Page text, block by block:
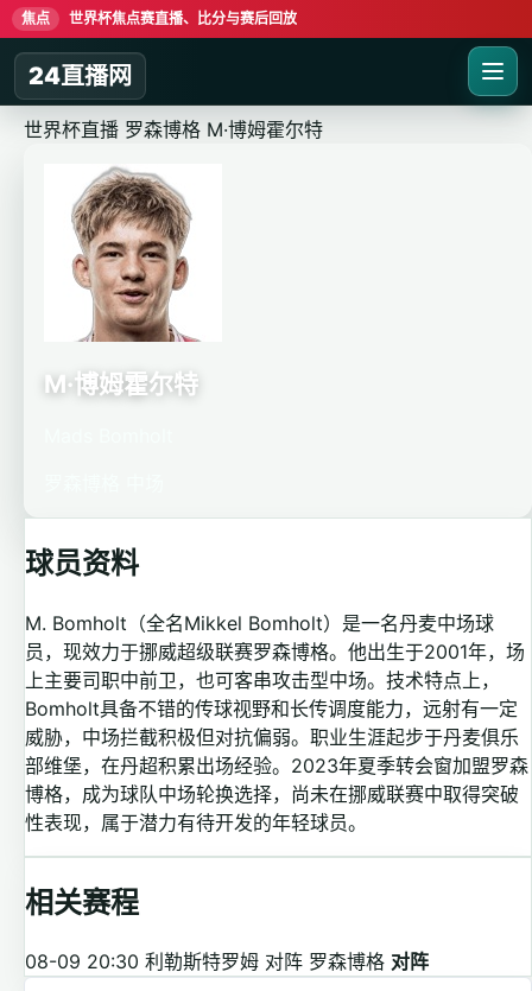
焦点 世界杯焦点赛直播、比分与赛后回放
24直播网
世界杯直播 罗森博格 M·博姆霍尔特
M·博姆霍尔特
球员资料
M. Bomholt（全名Mikkel Bomholt）是一名丹麦中场球
员，现效力于挪威超级联赛罗森博格。他出生于2001年，场
上主要司职中前卫，也可客串攻击型中场。技术特点上，
Bomholt具备不错的传球视野和长传调度能力，远射有一定
威胁，中场拦截积极但对抗偏弱。职业生涯起步于丹麦俱乐
部维堡，在丹超积累出场经验。2023年夏季转会窗加盟罗森
博格，成为球队中场轮换选择，尚未在挪威联赛中取得突破
性表现，属于潜力有待开发的年轻球员。
相关赛程
08-09 20:30 利勒斯特罗姆 对阵 罗森博格 对阵